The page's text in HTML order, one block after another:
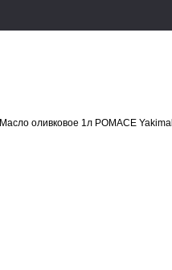
Масло оливковое 1л POMACE Yakimal